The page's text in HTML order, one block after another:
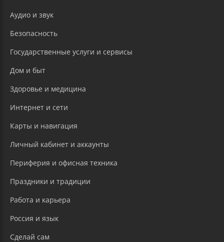
Аудио и звук
Безопасность
Государственные услуги и сервисы
Дом и быт
Здоровье и медицина
Интернет и сети
Карты и навигация
Личный кабинет и аккаунты
Периферия и офисная техника
Праздники и традиции
Работа и карьера
Россия и язык
Сделай сам